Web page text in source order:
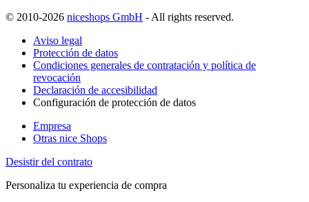
© 2010-2026 niceshops GmbH - All rights reserved.
Aviso legal
Protección de datos
Condiciones generales de contratación y política de
revocación
Declaración de accesibilidad
Configuración de protección de datos
Empresa
Otras nice Shops
Desistir del contrato
Personaliza tu experiencia de compra